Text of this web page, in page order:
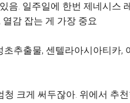
음. 일주일에 한번 제네시
감 잡는 게 가장 중요
추출물, 센텔라아시아티카,
크게 써두잖아. 위에서 추